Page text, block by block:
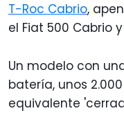
T-Roc Cabrio,
el Fiat 500 Cabrio
Un modelo con
batería, unos
equivalente